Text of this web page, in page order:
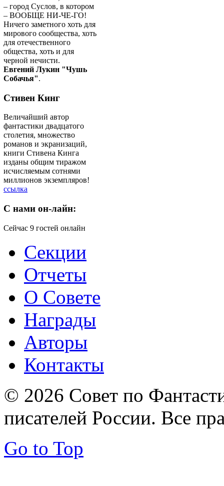
– город Суслов, в котором
– ВООБЩЕ НИ-ЧЕ-ГО!
Ничего заметного хоть для
мирового сообщества, хоть
для отечественного
общества, хоть и для
черной нечисти.
Евгений Лукин "Чушь
Собачья".
Стивен Кинг
Величайший автор
фантастики двадцатого
столетия, множество
романов и экранизаций,
книги Стивена Кинга
изданы общим тиражом
исчисляемым сотнями
миллионов экземпляров!
ссылка
C нами он-лайн:
Сейчас 9 гостей онлайн
Секции
Отчеты
О Совете
Награды
Авторы
Контакты
© 2026 Совет по
писателей России. Все
Go to Top